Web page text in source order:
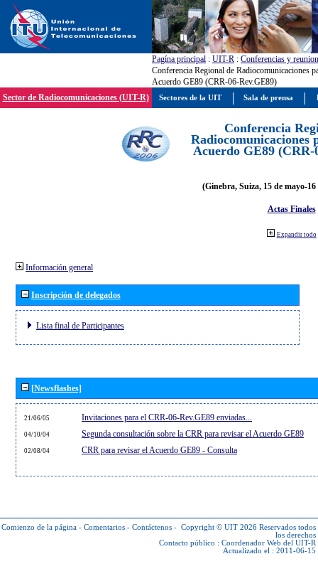
Pagína principal : UIT-R : Conferencias y
Conferencia Regional de Radiocomunicaciones
Acuerdo GE89 (CRR-06-Rev.GE89)
Sector de Radiocomunicaciones (UIT-R)
Conferencia
Radiocomunicaciones
Acuerdo GE89 (CRR-
(Ginebra, Suiza, 15 de mayo-
Actas Finales
Expandir todo
Información general
Inscripción de delegados
Lista final de Participantes
[Newsflashes]
21/06/05 Invitaciones para el CRR-06-Rev.GE89 enviadas...
04/10/04 Segunda consultación sobre la CRR para revisar el Acuerdo GE89
02/08/04 CRR para revisar el Acuerdo GE89 - Consulta
Comienzo de la página - Comentarios - Contáctenos - Copyright © UIT 2026 Reservados todos
los derechos
Contacto público : Coordenador Web del UIT-R
Actualizado el : 2011-06-15
Sectores de la UIT Sala de prensa